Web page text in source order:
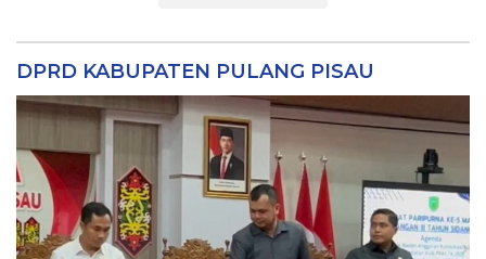
DPRD KABUPATEN PULANG PISAU